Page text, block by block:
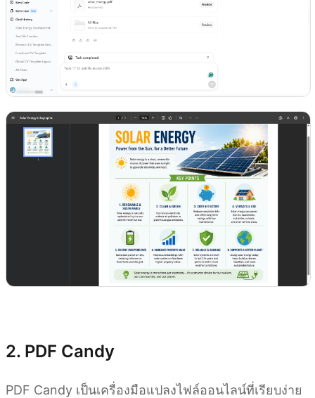
2. PDF Candy
PDF Candy เป็นเครื่องมือแปลงไฟล์ออนไลน์ที่เรียบง่าย